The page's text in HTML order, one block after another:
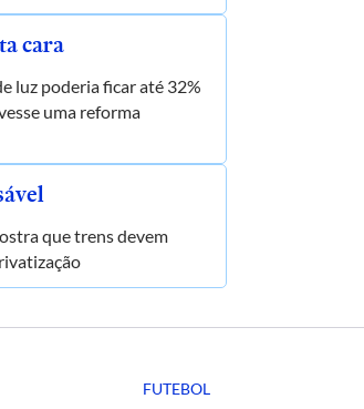
cara
luz poderia ficar até 32%
uma reforma
que trens devem
FUTEBOL